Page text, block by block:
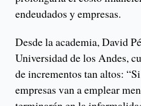
endeudados y empresas.
Desde la academia, David
Universidad de los Andes,
de incrementos tan altos:
empresas van a emplear